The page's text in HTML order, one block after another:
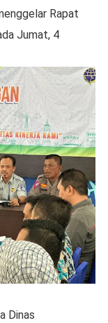
Rapat
Jumat, 4
Dinas